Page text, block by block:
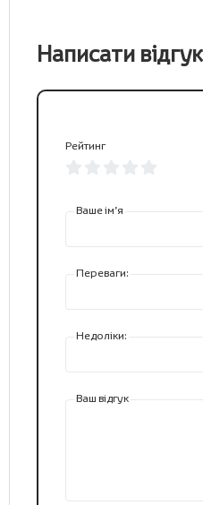
Написати відгук
Рейтинг
Ваше ім’я
Переваги:
Недоліки:
Ваш відгук